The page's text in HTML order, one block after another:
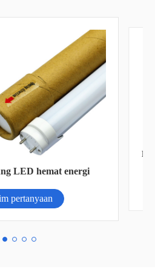
surya pintar efisien
SFL-PL)
pertanyaan